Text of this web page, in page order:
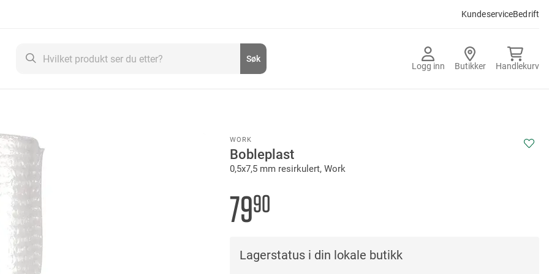
KundeserviceBedrift
Logg inn Butikker Handlekurv
Søk
WORK
Bobleplast
0,5x7,5 mm resirkulert, Work
7990
Lagerstatus i din lokale butikk